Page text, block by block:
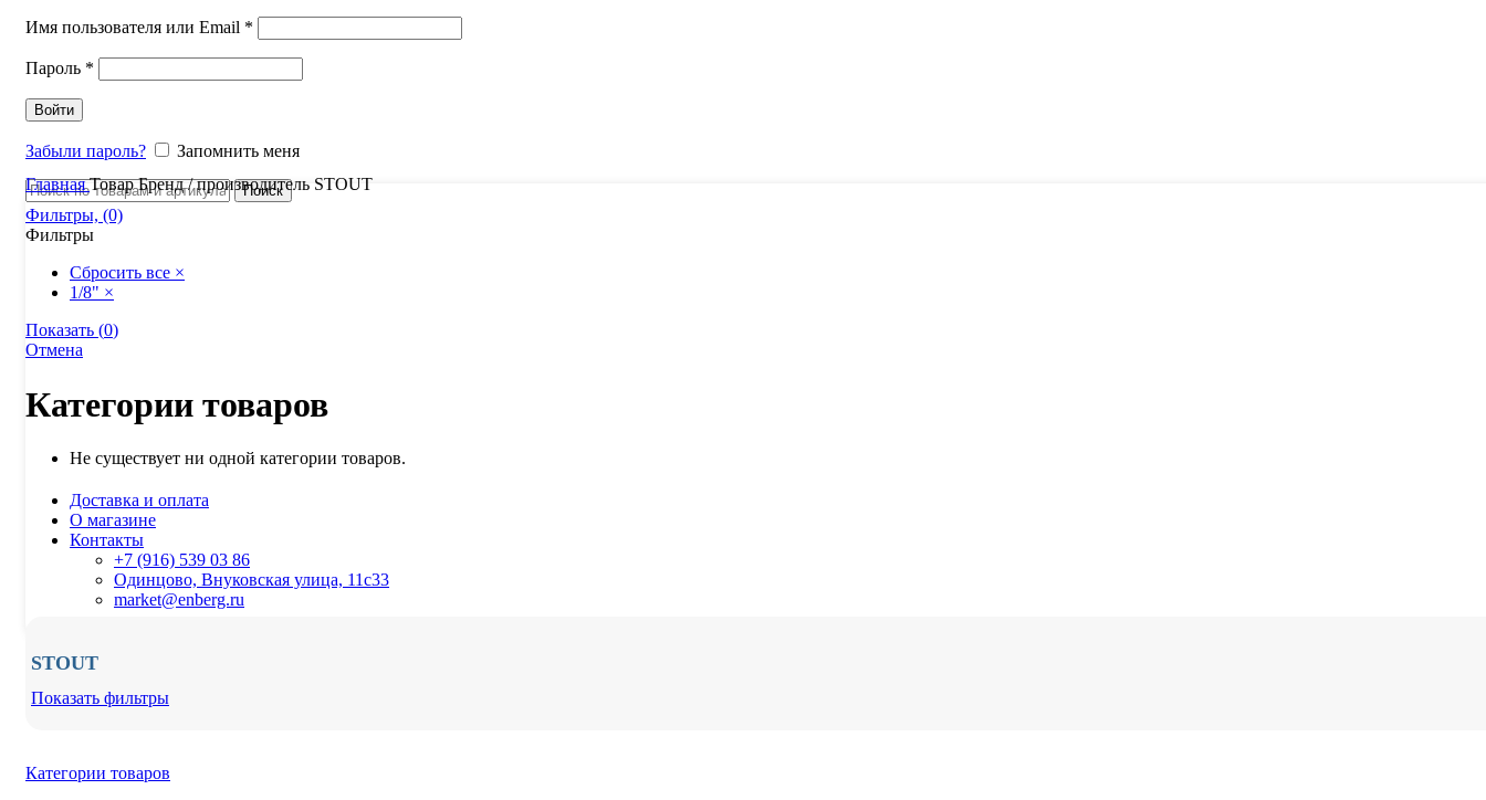
Имя пользователя или Email *
Пароль *
Войти
Забыли пароль? Запомнить меня
Поиск
ГлавнаяТовар Бренд / производитель STOUT
Фильтры, (0)
Фильтры
Сбросить все ×
1/8" ×
Показать (0)
Отмена
Категории товаров
Не существует ни одной категории товаров.
Доставка и оплата
О магазине
Контакты
+7 (916) 539 03 86
Одинцово, Внуковская улица, 11с33
market@enberg.ru
STOUT
Показать фильтры
Категории товаров